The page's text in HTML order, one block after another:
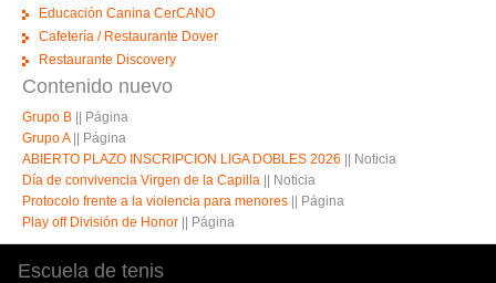
Educación Canina CerCANO
Cafetería / Restaurante Dover
Restaurante Discovery
Contenido nuevo
Grupo B
Página
Grupo A
Página
ABIERTO PLAZO INSCRIPCION LIGA DOBLES 2026
Noticia
Día de convivencia Virgen de la Capilla
Noticia
Protocolo frente a la violencia para menores
Página
Play off División de Honor
Página
Escuela de tenis